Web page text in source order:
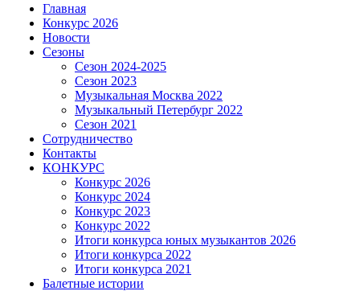
Главная
Конкурс 2026
Новости
Сезоны
Сезон 2024-2025
Сезон 2023
Музыкальная Москва 2022
Музыкальный Петербург 2022
Сезон 2021
Сотрудничество
Контакты
КОНКУРС
Конкурс 2026
Конкурс 2024
Конкурс 2023
Конкурс 2022
Итоги конкурса юных музыкантов 2026
Итоги конкурса 2022
Итоги конкурса 2021
Балетные истории